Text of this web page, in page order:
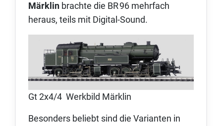
Märklin brachte die BR 96 mehrfach
heraus, teils mit Digital‑Sound.
Gt 2x4/4 Werkbild Märklin
Besonders beliebt sind die Varianten in